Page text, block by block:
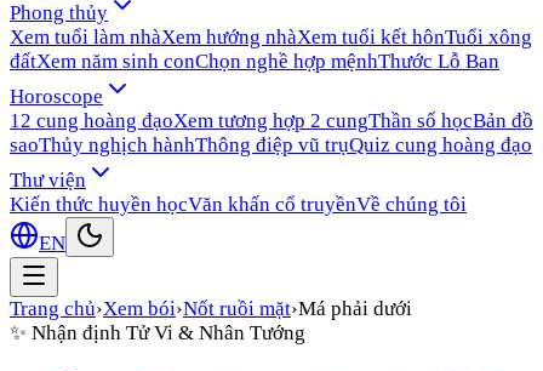
Phong thủy
Xem tuổi làm nhàXem hướng nhàXem tuổi kết hônTuổi xông
đấtXem năm sinh conChọn nghề hợp mệnhThước Lỗ Ban
Horoscope
12 cung hoàng đạoXem tương hợp 2 cungThần số họcBản đồ
saoThủy nghịch hànhThông điệp vũ trụQuiz cung hoàng đạo
Thư viện
Kiến thức huyền họcVăn khấn cổ truyềnVề chúng tôi
EN
Trang chủ›Xem bói›Nốt ruồi mặt›Má phải dưới
✨ Nhận định Tử Vi & Nhân Tướng